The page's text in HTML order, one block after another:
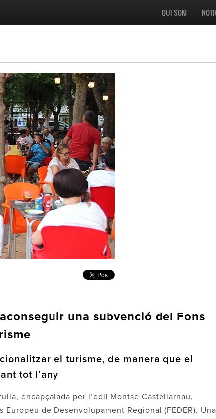
QUI SOM
una subvenció del Fons
el turisme, de manera que el
tot l’any
encapçalada per l’edil Montse Castellarnau,
de Desenvolupament Regional (FEDER). Una